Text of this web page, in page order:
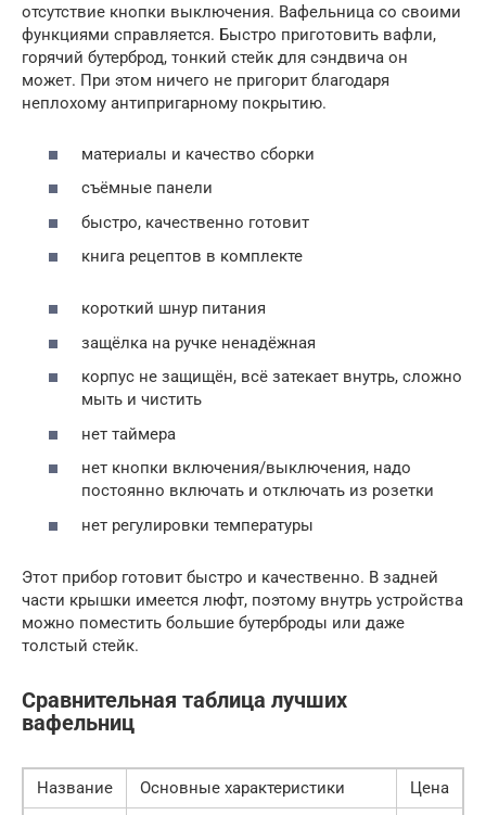
отсутствие кнопки выключения. Вафельница со своими
функциями справляется. Быстро приготовить вафли,
горячий бутерброд, тонкий стейк для сэндвича он
может. При этом ничего не пригорит благодаря
неплохому антипригарному покрытию.
материалы и качество сборки
съёмные панели
быстро, качественно готовит
книга рецептов в комплекте
короткий шнур питания
защёлка на ручке ненадёжная
корпус не защищён, всё затекает внутрь, сложно
мыть и чистить
нет таймера
нет кнопки включения/выключения, надо
постоянно включать и отключать из розетки
нет регулировки температуры
Этот прибор готовит быстро и качественно. В задней
части крышки имеется люфт, поэтому внутрь устройства
можно поместить большие бутерброды или даже
толстый стейк.
Сравнительная таблица лучших
вафельниц
Название Основные характеристики Цена